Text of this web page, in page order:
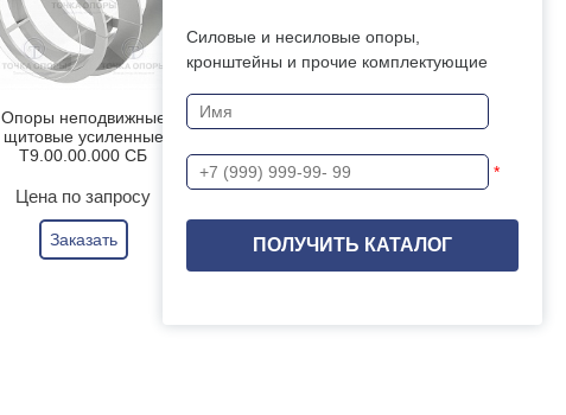
Опоры неподвижные
щитовые усиленные
Т9.00.00.000 СБ
Цена по запросу
Заказать
Цена по запросу
Силовые и несиловые опоры,
кронштейны и прочие комплектующие
*